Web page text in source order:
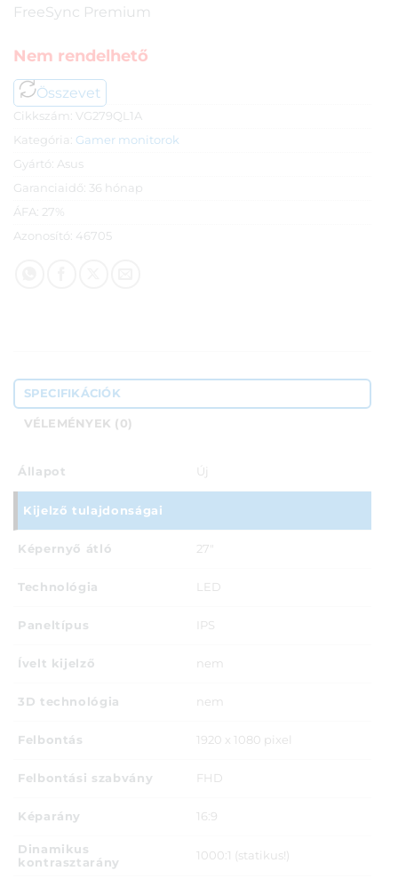
FreeSync Premium
Nem rendelhető
Összevet
Cikkszám: VG279QL1A
Kategória: Gamer monitorok
Gyártó: Asus
Garanciaidő: 36 hónap
ÁFA: 27%
Azonosító: 46705
SPECIFIKÁCIÓK
VÉLEMÉNYEK (0)
Állapot Új
Kijelző tulajdonságai
Képernyő átló 27"
Technológia LED
Paneltípus IPS
Ívelt kijelző nem
3D technológia nem
Felbontás 1920 x 1080 pixel
Felbontási szabvány FHD
Képarány 16:9
Dinamikus
kontrasztarány
1000:1 (statikus!)